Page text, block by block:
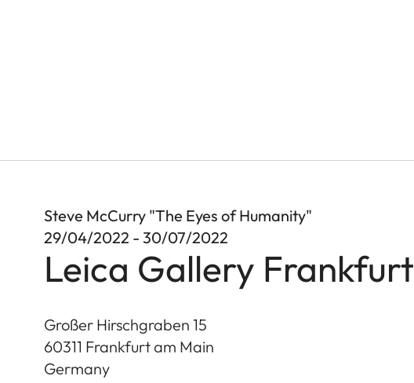
Steve McCurry "The Eyes of Humanity"
29/04/2022 - 30/07/2022
Leica Gallery Frankfurt
Großer Hirschgraben 15
60311 Frankfurt am Main
Germany